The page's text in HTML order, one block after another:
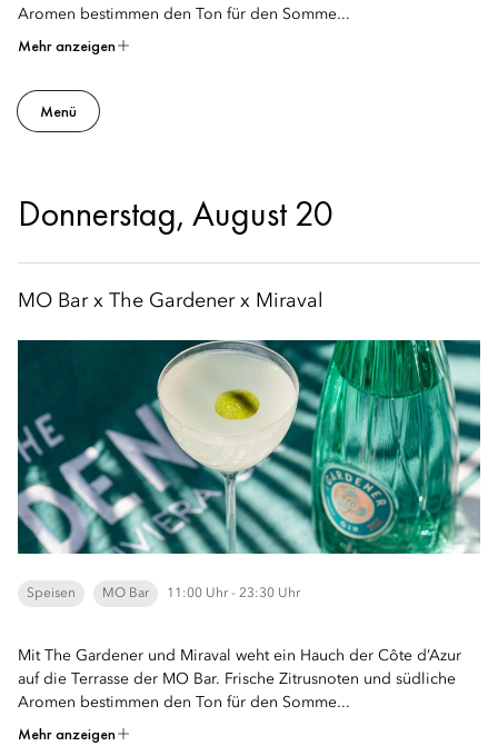
Aromen bestimmen den Ton für den Somme...
Mehr anzeigen
Menü
Donnerstag, August 20
MO Bar x The Gardener x Miraval
Speisen MO Bar 11:00 Uhr - 23:30 Uhr
Mit The Gardener und Miraval weht ein Hauch der Côte d’Azur
auf die Terrasse der MO Bar. Frische Zitrusnoten und südliche
Aromen bestimmen den Ton für den Somme...
Mehr anzeigen